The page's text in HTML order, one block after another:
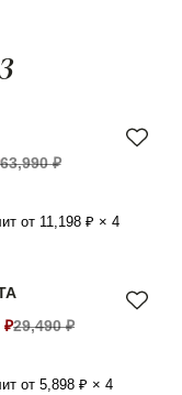
63,990 ₽
от 11,198 ₽ × 4
₽29,490 ₽
от 5,898 ₽ × 4